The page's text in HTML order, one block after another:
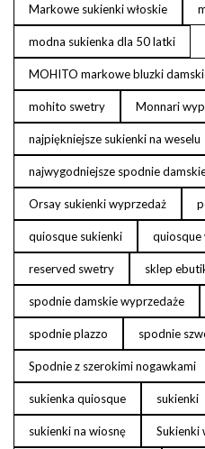
Markowe sukienki włoskie
modna sukienka dla 50 latki
MOHITO markowe bluzki
mohito swetry Monnari
najpiękniejsze sukienki na weselu
najwygodniejsze spodnie
Orsay sukienki wyprzedaż
quiosque sukienki quiosque
reserved swetry sklep
spodnie damskie wyprzedaże
spodnie plazzo spodnie
Spodnie z szerokimi nogawkami
sukienka quiosque sukienki
sukienki na wiosnę Sukienki